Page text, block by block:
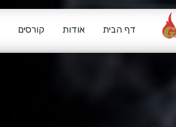
דף הבית אודות קורסים